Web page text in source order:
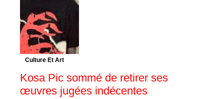
Culture Et Art
Kosa Pic sommé de retirer ses
œuvres jugées indécentes